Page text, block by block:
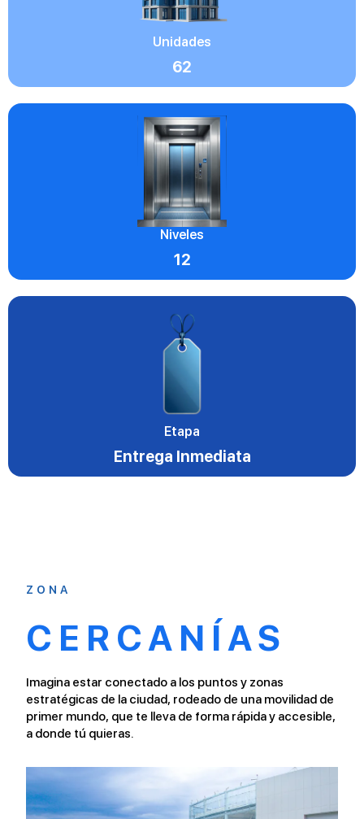
Unidades
62
Niveles
12
Etapa
Entrega Inmediata
ZONA
CERCANÍAS
Imagina estar conectado a los puntos y zonas
estratégicas de la ciudad, rodeado de una movilidad de
primer mundo, que te lleva de forma rápida y accesible,
a donde tú quieras.